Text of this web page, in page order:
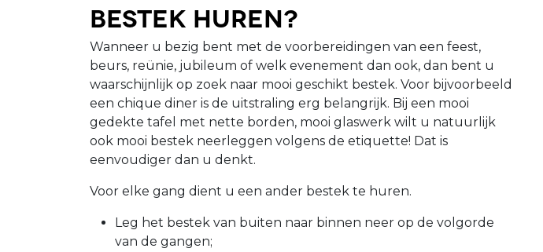
Bestek huren?
Wanneer u bezig bent met de voorbereidingen van een feest,
beurs, reünie, jubileum of welk evenement dan ook, dan bent u
waarschijnlijk op zoek naar mooi geschikt bestek. Voor bijvoorbeeld
een chique diner is de uitstraling erg belangrijk. Bij een mooi
gedekte tafel met nette borden, mooi glaswerk wilt u natuurlijk
ook mooi bestek neerleggen volgens de etiquette! Dat is
eenvoudiger dan u denkt.
Voor elke gang dient u een ander bestek te huren.
Leg het bestek van buiten naar binnen neer op de volgorde
van de gangen;